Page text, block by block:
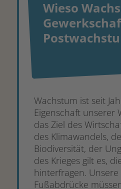
Wieso
Wachstum ist seit
Eigenschaft unserer
das Ziel des
des Klimawandels,
Biodiversität, der
des Krieges gilt es,
hinterfragen.
Fußabdrücke